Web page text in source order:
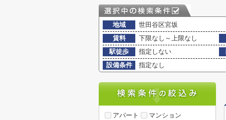
地域
世田谷区宮坂
賃料
下限なし～上限なし
駅徒歩
指定しない
設備条件
指定なし
アパート
マンション